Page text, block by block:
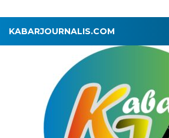
KABARJOURNALIS.COM